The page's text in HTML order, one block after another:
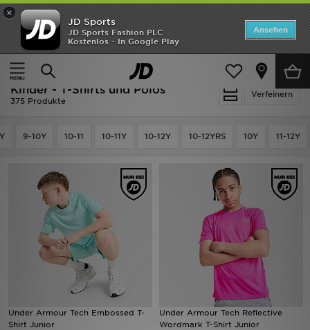
×
JD Sports
JD Sports Fashion PLC
Kostenlos - In Google Play
Ansehen
Home
Kinder
Kleidung Jugendliche (8-15 Jahre)
Verfeinern
Kinder - T-Shirts und Polos
375 Produkte
9-10Y 10-11 10-11Y 10-12Y 10-12YRS 10Y 11-12Y
Under Armour Tech Embossed T-
Shirt Junior
Under Armour Tech Reflective
Wordmark T-Shirt Junior
ANGEBOTE
Neuheiten
Herren
Bestsellers
Marken
Fußball
Lade die APP